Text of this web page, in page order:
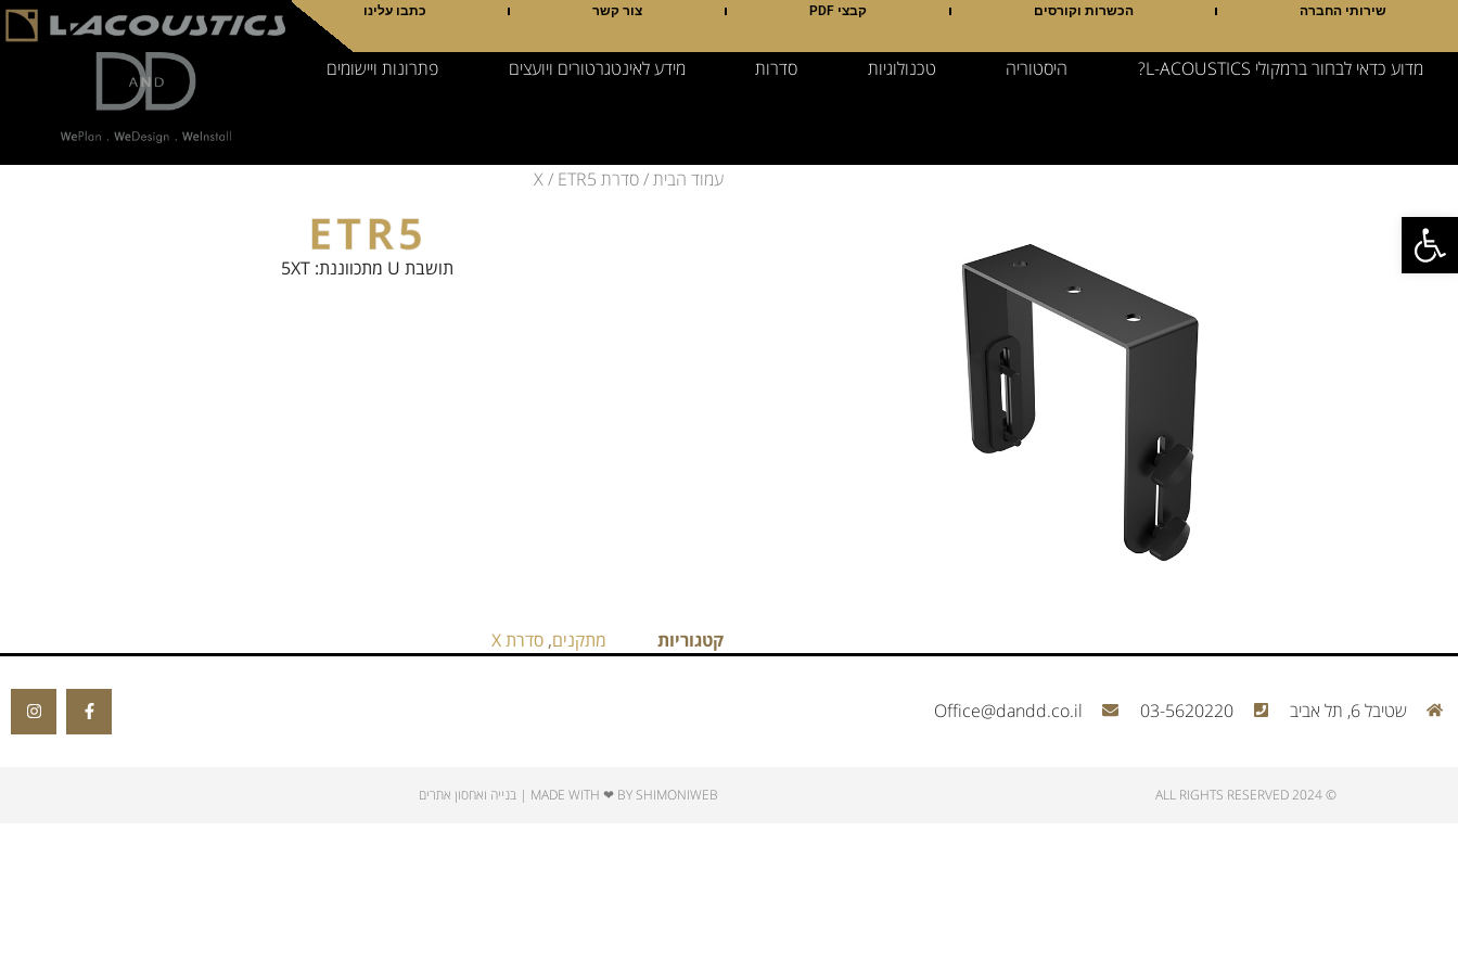
פתח סרגל נגישות
שירותי החברה הכשרות וקורסים קבצי PDF צור קשר כתבו עלינו
מדוע כדאי לבחור ברמקולי L-ACOUSTICS? היסטוריה טכנולוגיות סדרות מידע לאינטגרטורים ויועצים פתרונות ויישומים
עמוד הבית/סדרת X / ETR5
ETR5
תושבת U מתכווננת: 5XT
קטגוריות מתקנים, סדרת X
שטיבל 6, תל אביב 03-5620220
Office@dandd.co.il
© 2024 ALL RIGHTS RESERVED​ MADE WITH ❤ BY SHIMONIWEB | בנייה ואחסון אתרים